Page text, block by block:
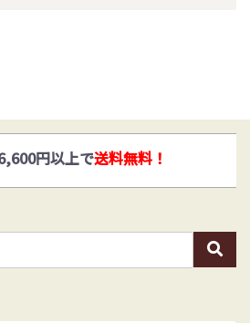
運輸がお選びいただけます！
円以上で送料無料！